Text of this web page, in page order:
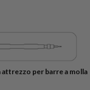
per barre a molla